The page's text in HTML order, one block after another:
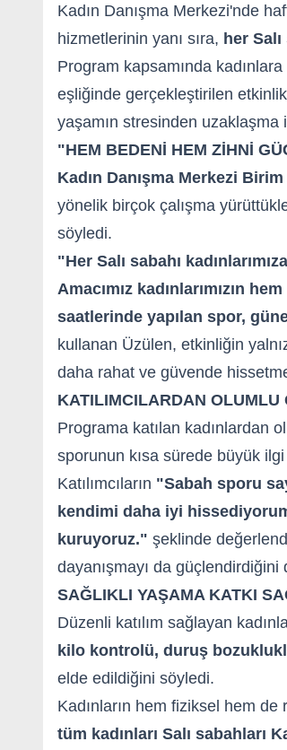
Kadın Danışma Merkezi'nde
hizmetlerinin yanı sıra, her
Program kapsamında kadınlara
eşliğinde gerçekleştirilen
yaşamın stresinden uzaklaşma
"HEM BEDENİ HEM ZİHNİ
Kadın Danışma Merkezi
yönelik birçok çalışma
söyledi.
"Her Salı sabahı
Amacımız kadınlarımızın
saatlerinde yapılan spor,
kullanan Üzülen, etkinliğin
daha rahat ve güvende
KATILIMCILARDAN OLUMLU
Programa katılan kadınlardan
sporunun kısa sürede büyük
Katılımcıların "Sabah sporu
kendimi daha iyi
kuruyoruz." şeklinde
dayanışmayı da güçlendirdiğini
SAĞLIKLI YAŞAMA KATKI
Düzenli katılım sağlayan
kilo kontrolü, duruş
elde edildiğini söyledi.
Kadınların hem fiziksel hem
tüm kadınları Salı sabahları